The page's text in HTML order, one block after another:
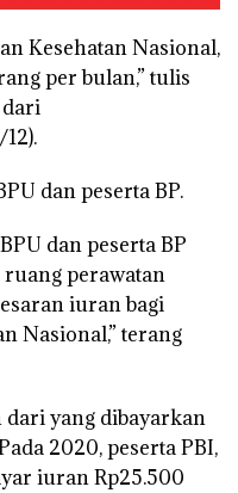
Kesehatan Nasional,
per bulan,” tulis
dari
dan peserta BP.
dan peserta BP
perawatan
iuran bagi
Nasional,” terang
yang dibayarkan
2020, peserta PBI,
iuran Rp25.500